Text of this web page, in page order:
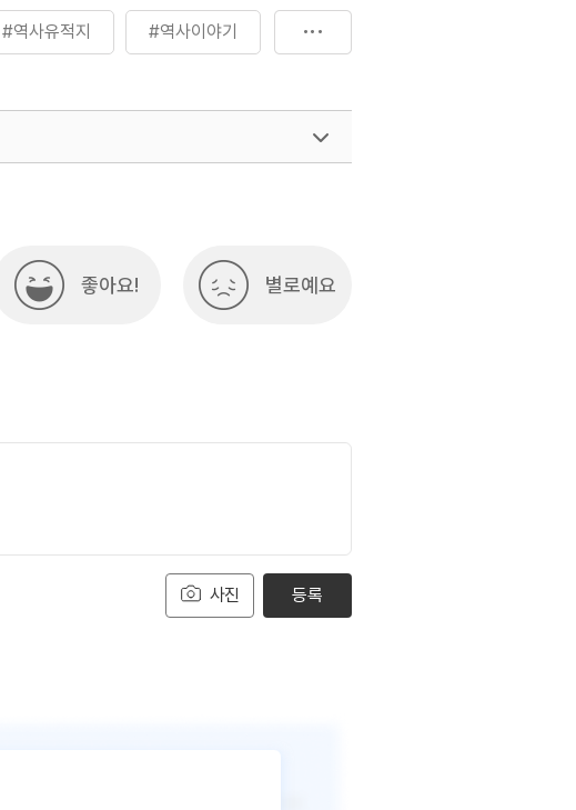
#역사유적지 #역사이야기
좋아요! 별로예요
사진 등록